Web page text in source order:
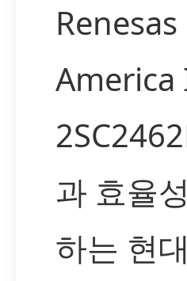
America
과 효율
하는 현